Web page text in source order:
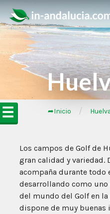
☰ ➦Inicio /
Los campos de Golf de
gran calidad y variedad.
acompaña durante todo
desarrollando como
del mundo del Golf en
dispone de muy buenas